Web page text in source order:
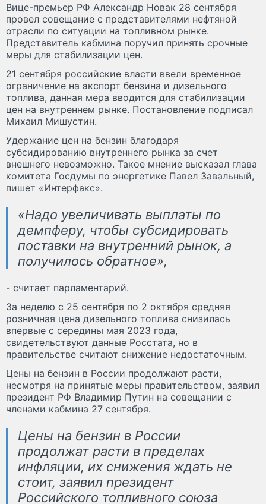
Вице-премьер РФ Александр Новак 28 сентября
провел совещание с представителями нефтяной
отрасли по ситуации на топливном рынке.
Представитель кабмина поручил принять срочные
меры для стабилизации цен.
21 сентября российские власти ввели временное
ограничение на экспорт бензина и дизельного
топлива, данная мера вводится для стабилизации
цен на внутреннем рынке. Постановление подписал
Михаил Мишустин.
Удержание цен на бензин благодаря
субсидированию внутреннего рынка за счет
внешнего невозможно. Такое мнение высказал глава
комитета Госдумы по энергетике Павел Завальный,
пишет «Интерфакс».
«Надо увеличивать выплаты по
демпферу, чтобы субсидировать
поставки на внутренний рынок, а
получилось обратное»,
- считает парламентарий.
За неделю с 25 сентября по 2 октября средняя
розничная цена дизельного топлива снизилась
впервые с середины мая 2023 года,
свидетельствуют данные Росстата, но в
правительстве считают снижение недостаточным.
Цены на бензин в России продолжают расти,
несмотря на принятые меры правительством, заявил
президент РФ Владимир Путин на совещании с
членами кабмина 27 сентября.
Цены на бензин в России
продолжат расти в пределах
инфляции, их снижения ждать не
стоит, заявил президент
Российского топливного союза